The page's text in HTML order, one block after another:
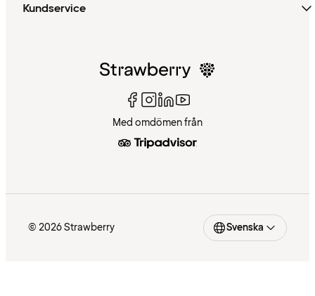
Kundservice
Med omdömen från
© 2026 Strawberry Svenska